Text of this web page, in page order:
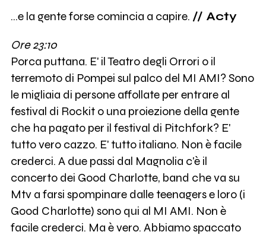
...e la gente forse comincia a capire. // Acty
Ore 23:10
Porca puttana. E' il Teatro degli Orrori o il
terremoto di Pompei sul palco del MI AMI? Sono
le migliaia di persone affollate per entrare al
festival di Rockit o una proiezione della gente
che ha pagato per il festival di Pitchfork? E'
tutto vero cazzo. E' tutto italiano. Non è facile
crederci. A due passi dal Magnolia c'è il
concerto dei Good Charlotte, band che va su
Mtv a farsi spompinare dalle teenagers e loro (i
Good Charlotte) sono qui al MI AMI. Non è
facile crederci. Ma è vero. Abbiamo spaccato